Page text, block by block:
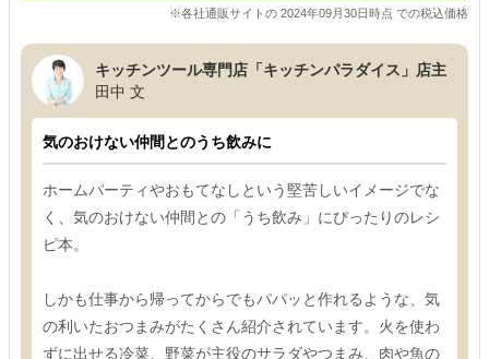
※各社通販サイトの 2024年09月30日時点 での税込価格
キッチンツール専門店「キッチンパラダイス」店主
田中 文
気のおけない仲間とのうち飲みに
ホームパーティやおもてなしという堅苦しいイメージでな
く、気のおけない仲間との「うち飲み」にぴったりのレシ
ピ本。
しかも仕事から帰ってからでもパパッと作れるような、気
の利いたおつまみがたくさん紹介されています。火を使わ
ずに出せる冷菜、野菜が主役のサラダやつまみ、肉や魚の